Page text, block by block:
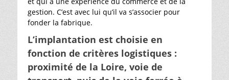
gestion. C’est avec lui qu’il va s’associer pour
fonder la fabrique.
L’implantation est choisie en
fonction de critères logistiques :
proximité de la Loire, voie de